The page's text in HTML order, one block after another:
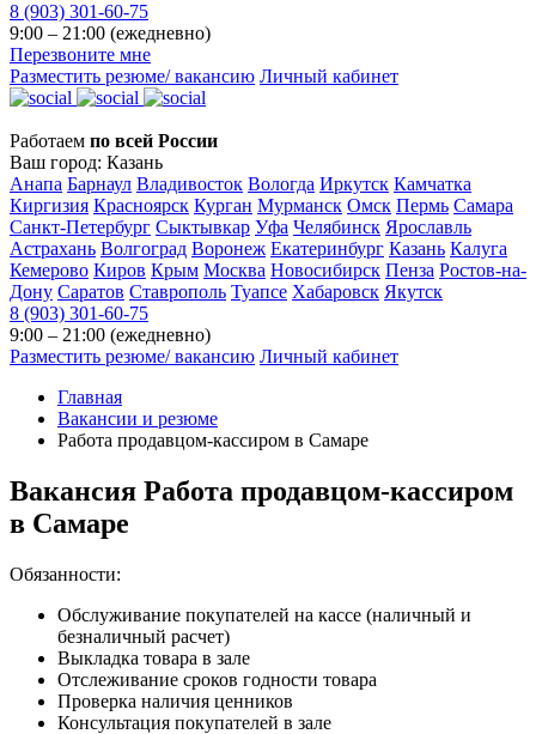
8 (903) 301-60-75
9:00 – 21:00 (ежедневно)
Перезвоните мне
Разместить резюме/ вакансию Личный кабинет
Работаем по всей России
Ваш город: Казань
Анапа Барнаул Владивосток Вологда Иркутск Камчатка
Киргизия Красноярск Курган Мурманск Омск Пермь Самара
Санкт-Петербург Сыктывкар Уфа Челябинск Ярославль
Астрахань Волгоград Воронеж Екатеринбург Казань Калуга
Кемерово Киров Крым Москва Новосибирск Пенза Ростов-на-
Дону Саратов Ставрополь Туапсе Хабаровск Якутск
8 (903) 301-60-75
9:00 – 21:00 (ежедневно)
Разместить резюме/ вакансию Личный кабинет
Главная
Вакансии и резюме
Работа продавцом-кассиром в Самаре
Вакансия Работа продавцом-кассиром
в Самаре
Обязанности:
Обслуживание покупателей на кассе (наличный и
безналичный расчет)
Выкладка товара в зале
Отслеживание сроков годности товара
Проверка наличия ценников
Консультация покупателей в зале